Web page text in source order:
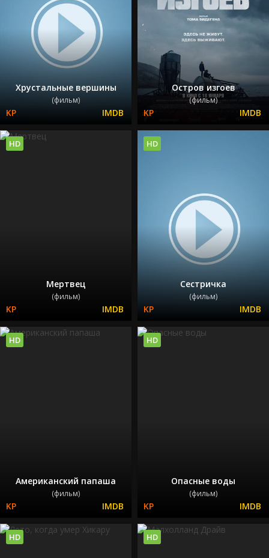
Хрустальные вершины
(фильм)
Остров изгоев
(фильм)
Мертвец
(фильм)
HD
Сестричка
(фильм)
HD
Американский папаша
(фильм)
HD
Опасные воды
(фильм)
HD
HD HD